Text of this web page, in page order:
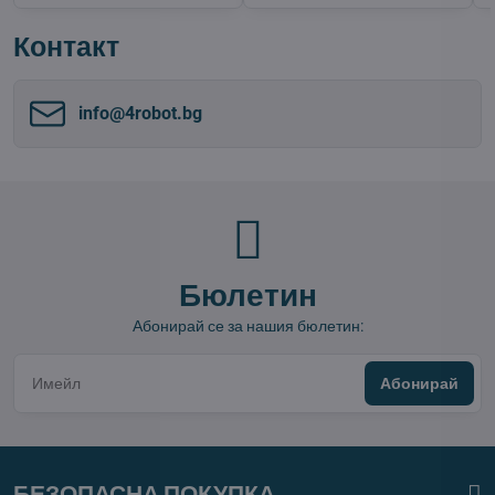
Контакт
info​@4robot​.bg
Бюлетин
Абонирай се за нашия бюлетин:
Абонирай